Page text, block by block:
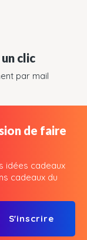
clic
par mail
de faire
idées cadeaux
cadeaux du
S'inscrire